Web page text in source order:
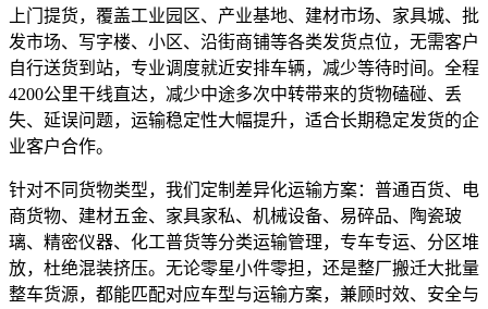
上门提货，覆盖工业园区、产业基地、建材市场、家具城、批
发市场、写字楼、小区、沿街商铺等各类发货点位，无需客户
自行送货到站，专业调度就近安排车辆，减少等待时间。全程
4200公里干线直达，减少中途多次中转带来的货物磕碰、丢
失、延误问题，运输稳定性大幅提升，适合长期稳定发货的企
业客户合作。
针对不同货物类型，我们定制差异化运输方案：普通百货、电
商货物、建材五金、家具家私、机械设备、易碎品、陶瓷玻
璃、精密仪器、化工普货等分类运输管理，专车专运、分区堆
放，杜绝混装挤压。无论零星小件零担，还是整厂搬迁大批量
整车货源，都能匹配对应车型与运输方案，兼顾时效、安全与